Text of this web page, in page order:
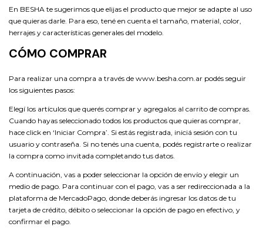
En BESHA te sugerimos que elijas el producto que mejor se adapte al uso
que quieras darle. Para eso, tené en cuenta el tamaño, material, color,
herrajes y características generales del modelo.
CÓMO COMPRAR
Para realizar una compra a través de www.besha.com.ar podés seguir
los siguientes pasos:
Elegí los artículos que querés comprar y agregalos al carrito de compras.
Cuando hayas seleccionado todos los productos que quieras comprar,
hace click en ‘Iniciar Compra’. Si estás registrada, iniciá sesión con tu
usuario y contraseña. Si no tenés una cuenta, podés registrarte o realizar
la compra como invitada completando tus datos.
A continuación, vas a poder seleccionar la opción de envío y elegir un
medio de pago. Para continuar con el pago, vas a ser redireccionada a la
plataforma de MercadoPago, donde deberás ingresar los datos de tu
tarjeta de crédito, débito o seleccionar la opción de pago en efectivo, y
confirmar el pago.